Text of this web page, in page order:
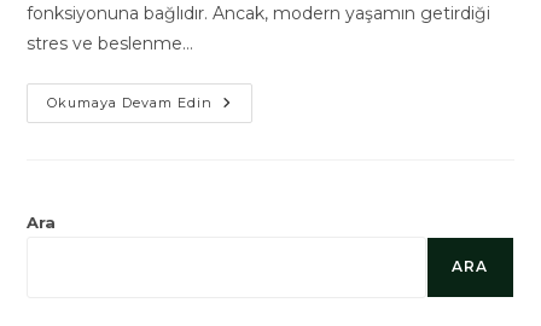
fonksiyonuna bağlıdır. Ancak, modern yaşamın getirdiği
stres ve beslenme…
Okumaya Devam Edin Bellek
Ve
Ara
ARA